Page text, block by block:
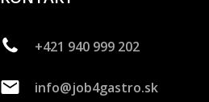
+421 940 999 202
info@job4gastro.sk